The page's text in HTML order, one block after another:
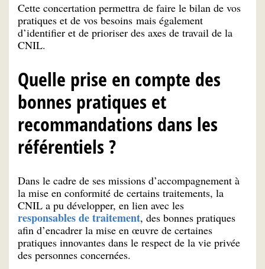
Cette concertation permettra de faire le bilan de vos
pratiques et de vos besoins mais également
d’identifier et de prioriser des axes de travail de la
CNIL.
Quelle prise en compte des
bonnes pratiques et
recommandations dans les
référentiels ?
Dans le cadre de ses missions d’accompagnement à
la mise en conformité de certains traitements, la
CNIL a pu développer, en lien avec les
responsables de traitement, des bonnes pratiques
afin d’encadrer la mise en œuvre de certaines
pratiques innovantes dans le respect de la vie privée
des personnes concernées.